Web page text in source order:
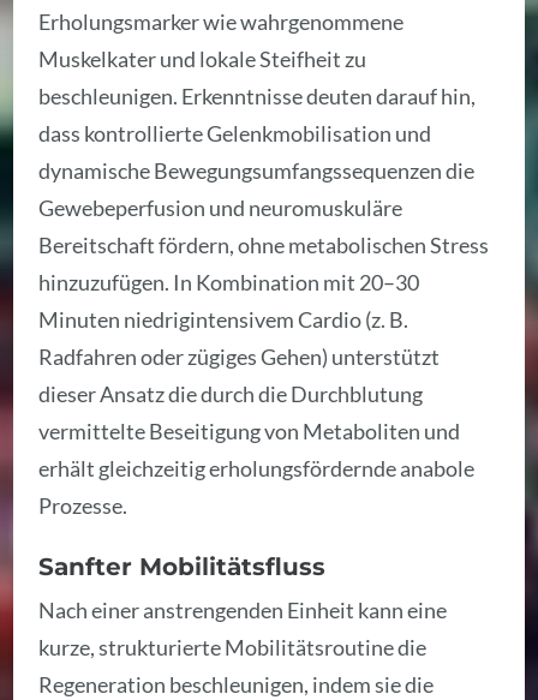
Erholungsmarker wie wahrgenommene
Muskelkater und lokale Steifheit zu
beschleunigen. Erkenntnisse deuten darauf hin,
dass kontrollierte Gelenkmobilisation und
dynamische Bewegungsumfangssequenzen die
Gewebeperfusion und neuromuskuläre
Bereitschaft fördern, ohne metabolischen Stress
hinzuzufügen. In Kombination mit 20–30
Minuten niedrigintensivem Cardio (z. B.
Radfahren oder zügiges Gehen) unterstützt
dieser Ansatz die durch die Durchblutung
vermittelte Beseitigung von Metaboliten und
erhält gleichzeitig erholungsfördernde anabole
Prozesse.
Sanfter Mobilitätsfluss
Nach einer anstrengenden Einheit kann eine
kurze, strukturierte Mobilitätsroutine die
Regeneration beschleunigen, indem sie die